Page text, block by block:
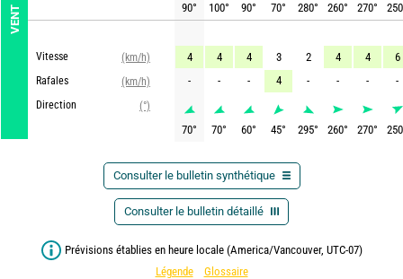
VENT
Vitesse
(km/h)
Rafales
(km/h)
Direction
(°)
90° 100° 90° 70° 280° 260° 270° 250
4 4 4 3 2 4 4
6
-
- - 4 - - - -
70° 70° 60° 45° 295° 260° 270° 250
Consulter le bulletin synthétique
Consulter le bulletin détaillé
Prévisions établies en heure locale (America/Vancouver, UTC-07)
Légende
Glossaire